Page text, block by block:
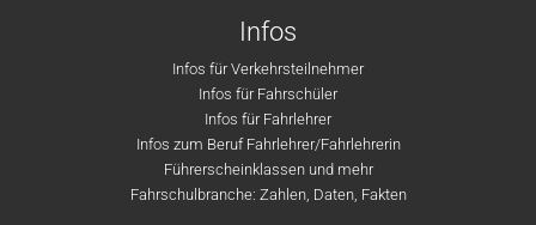
Infos
Infos für Verkehrsteilnehmer
Infos für Fahrschüler
Infos für Fahrlehrer
Infos zum Beruf Fahrlehrer/Fahrlehrerin
Führerscheinklassen und mehr
Fahrschulbranche: Zahlen, Daten, Fakten